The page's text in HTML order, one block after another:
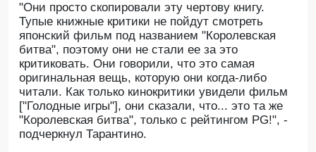
"Они просто скопировали эту чертову книгу.
Тупые книжные критики не пойдут смотреть
японский фильм под названием "Королевская
битва", поэтому они не стали ее за это
критиковать. Они говорили, что это самая
оригинальная вещь, которую они когда-либо
читали. Как только кинокритики увидели фильм
["Голодные игры"], они сказали, что... это та же
"Королевская битва", только с рейтингом PG!", -
подчеркнул Тарантино.